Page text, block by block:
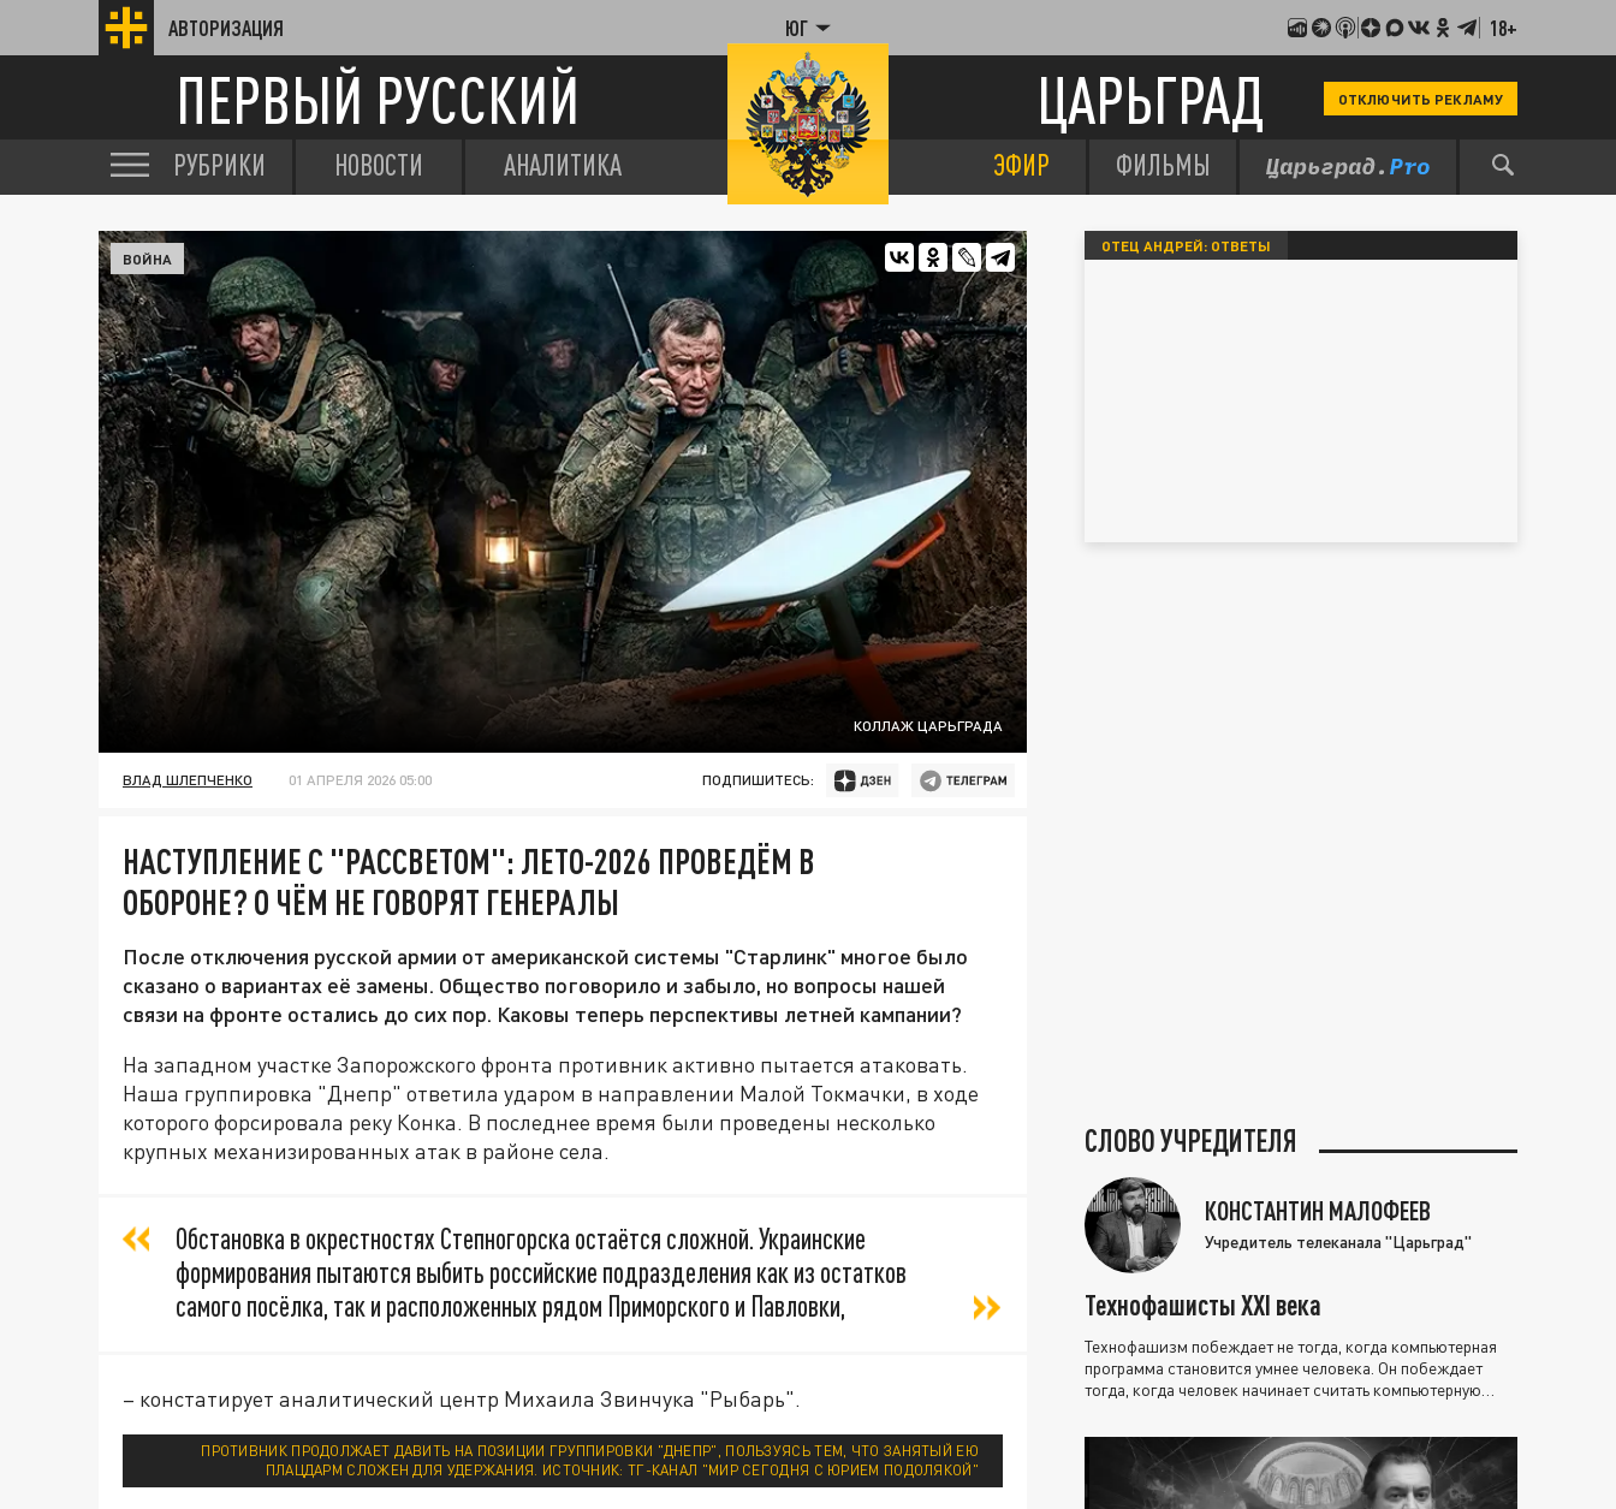
АВТОРИЗАЦИЯ ЮГ 18+
ПЕРВЫЙ РУССКИЙ ЦАРЬГРАД ОТКЛЮЧИТЬ РЕКЛАМУ
РУБРИКИ НОВОСТИ АНАЛИТИКА ЭФИР ФИЛЬМЫ
КОЛЛАЖ ЦАРЬГРАДА
ВОЙНА
ВЛАД ШЛЕПЧЕНКО 01 АПРЕЛЯ 2026 05:00 ПОДПИШИТЕСЬ:
НАСТУПЛЕНИЕ С "РАССВЕТОМ": ЛЕТО-2026 ПРОВЕДЁМ В
ОБОРОНЕ? О ЧЁМ НЕ ГОВОРЯТ ГЕНЕРАЛЫ
После отключения русской армии от американской системы "Старлинк" многое было
сказано о вариантах её замены. Общество поговорило и забыло, но вопросы нашей
связи на фронте остались до сих пор. Каковы теперь перспективы летней кампании?
На западном участке Запорожского фронта противник активно пытается атаковать.
Наша группировка "Днепр" ответила ударом в направлении Малой Токмачки, в ходе
которого форсировала реку Конка. В последнее время были проведены несколько
крупных механизированных атак в районе села.
Обстановка в окрестностях Степногорска остаётся сложной. Украинские
формирования пытаются выбить российские подразделения как из остатков
самого посёлка, так и расположенных рядом Приморского и Павловки,
– констатирует аналитический центр Михаила Звинчука "Рыбарь".
ПРОТИВНИК ПРОДОЛЖАЕТ ДАВИТЬ НА ПОЗИЦИИ ГРУППИРОВКИ "ДНЕПР", ПОЛЬЗУЯСЬ ТЕМ, ЧТО ЗАНЯТЫЙ ЕЮ
ПЛАЦДАРМ СЛОЖЕН ДЛЯ УДЕРЖАНИЯ. ИСТОЧНИК: ТГ-КАНАЛ "МИР СЕГОДНЯ С ЮРИЕМ ПОДОЛЯКОЙ"
ОТЕЦ АНДРЕЙ: ОТВЕТЫ
СЛОВО УЧРЕДИТЕЛЯ
КОНСТАНТИН МАЛОФЕЕВ
Учредитель телеканала "Царьград"
Технофашисты XXI века
Технофашизм побеждает не тогда, когда компьютерная
программа становится умнее человека. Он побеждает
тогда, когда человек начинает считать компьютерную